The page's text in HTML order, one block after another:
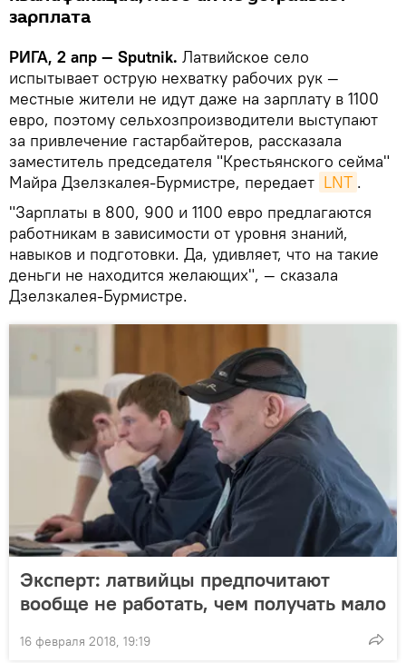
зарплата
РИГА, 2 апр — Sputnik. Латвийское село
испытывает острую нехватку рабочих рук —
местные жители не идут даже на зарплату в 1100
евро, поэтому сельхозпроизводители выступают
за привлечение гастарбайтеров, рассказала
заместитель председателя "Крестьянского сейма"
Майра Дзелзкалея-Бурмистре, передает LNT .
"Зарплаты в 800, 900 и 1100 евро предлагаются
работникам в зависимости от уровня знаний,
навыков и подготовки. Да, удивляет, что на такие
деньги не находится желающих", — сказала
Дзелзкалея-Бурмистре.
Эксперт: латвийцы предпочитают
вообще не работать, чем получать мало
16 февраля 2018, 19:19